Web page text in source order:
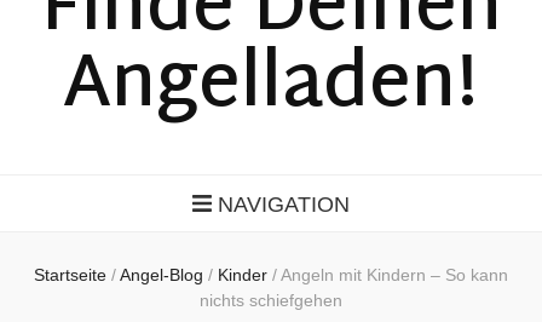
Angelladen!
NAVIGATION
Startseite /Angel-Blog / Kinder /Angeln mit Kindern – So kann
nichts schiefgehen